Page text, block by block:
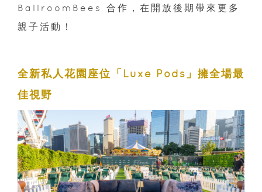
BallroomBees 合作，在開放後期帶來更多
親子活動！
全新私人花園座位「Luxe Pods」擁全場最
佳視野